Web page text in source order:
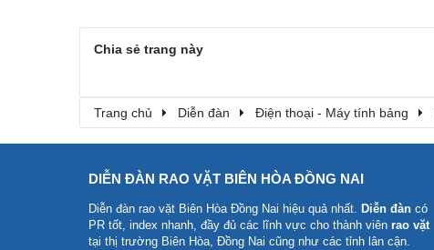
Chia sẻ trang này
Trang chủ Diễn đàn Điện thoại - Máy tính bảng
DIỄN ĐÀN RAO VẶT BIÊN HÒA ĐỒNG NAI
Diễn đàn rao vặt Biên Hòa Đồng Nai hiệu quả nhất. Diễn đàn có
PR tốt, index nhanh, đầy đủ các lĩnh vực cho thành viên rao vặt
tại thị trường Biên Hòa, Đồng Nai cũng như các tỉnh lân cận.